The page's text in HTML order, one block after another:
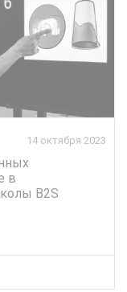
14 октября 2023
в
B2S